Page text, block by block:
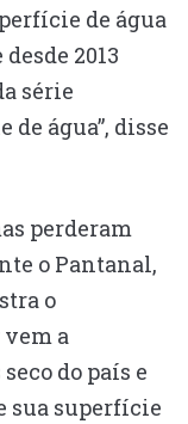
de água
2013
série
água”, disse
perderam
o Pantanal,
o
a
do país e
sua superfície